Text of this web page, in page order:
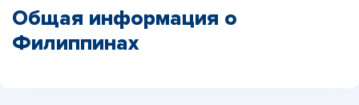
Общая информация о
Филиппинах